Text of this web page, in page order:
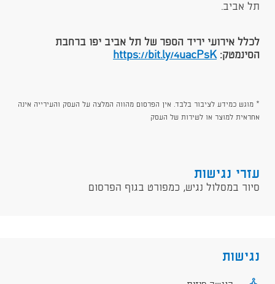
תל אביב.​
לכלל אירועי יריד הספר של תל אביב יפו ברחבת
הסינמטק:https://bit.ly/4uacPsK​
* מוגש כמידע לציבור בלבד. אין הפרסום מהווה המלצה על העסק והעירייה אינה
אחראית למוצר או לשירות של העסק​​​
עזרי נגישות
סיור במסלול נגיש, כמפורט בגוף הפרסום
נגישות